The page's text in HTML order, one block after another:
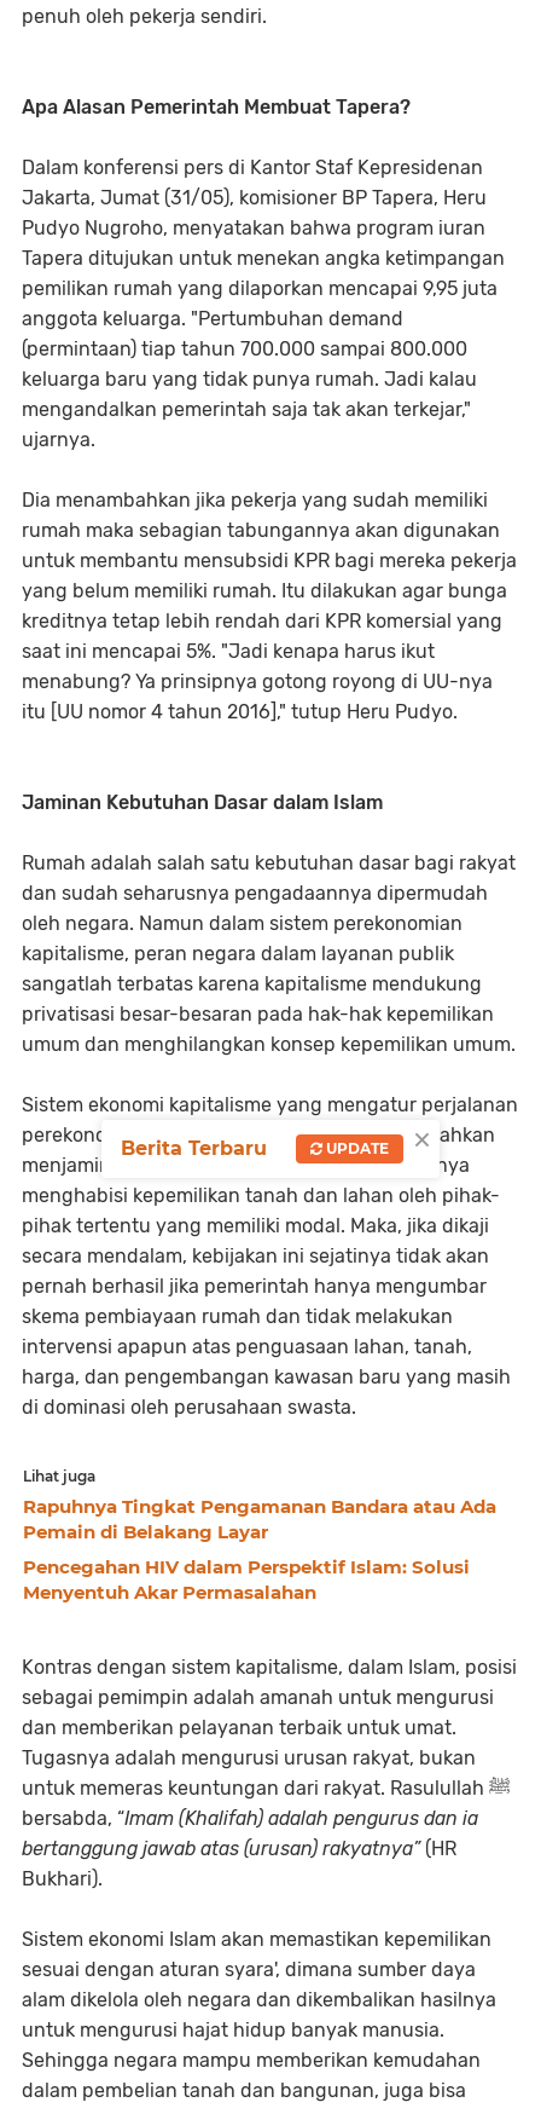
penuh oleh pekerja sendiri.
Apa Alasan Pemerintah Membuat Tapera?
Dalam konferensi pers di Kantor Staf Kepresidenan
Jakarta, Jumat (31/05), komisioner BP Tapera, Heru
Pudyo Nugroho, menyatakan bahwa program iuran
Tapera ditujukan untuk menekan angka ketimpangan
pemilikan rumah yang dilaporkan mencapai 9,95 juta
anggota keluarga. "Pertumbuhan demand
(permintaan) tiap tahun 700.000 sampai 800.000
keluarga baru yang tidak punya rumah. Jadi kalau
mengandalkan pemerintah saja tak akan terkejar,"
ujarnya.
Dia menambahkan jika pekerja yang sudah memiliki
rumah maka sebagian tabungannya akan digunakan
untuk membantu mensubsidi KPR bagi mereka pekerja
yang belum memiliki rumah. Itu dilakukan agar bunga
kreditnya tetap lebih rendah dari KPR komersial yang
saat ini mencapai 5%. "Jadi kenapa harus ikut
menabung? Ya prinsipnya gotong royong di UU-nya
itu [UU nomor 4 tahun 2016]," tutup Heru Pudyo.
Jaminan Kebutuhan Dasar dalam Islam
Rumah adalah salah satu kebutuhan dasar bagi rakyat
dan sudah seharusnya pengadaannya dipermudah
oleh negara. Namun dalam sistem perekonomian
kapitalisme, peran negara dalam layanan publik
sangatlah terbatas karena kapitalisme mendukung
privatisasi besar-besaran pada hak-hak kepemilikan
umum dan menghilangkan konsep kepemilikan umum.
Sistem ekonomi kapitalisme yang mengatur perjalanan
perekonomian negara memperbolehkan dan bahkan
menjamin kepemilikan individual hingga akhirnya
menghabisi kepemilikan tanah dan lahan oleh pihak-
pihak tertentu yang memiliki modal. Maka, jika dikaji
secara mendalam, kebijakan ini sejatinya tidak akan
pernah berhasil jika pemerintah hanya mengumbar
skema pembiayaan rumah dan tidak melakukan
intervensi apapun atas penguasaan lahan, tanah,
harga, dan pengembangan kawasan baru yang masih
di dominasi oleh perusahaan swasta.
Lihat juga
Rapuhnya Tingkat Pengamanan Bandara atau Ada
Pemain di Belakang Layar
Pencegahan HIV dalam Perspektif Islam: Solusi
Menyentuh Akar Permasalahan
Kontras dengan sistem kapitalisme, dalam Islam, posisi
sebagai pemimpin adalah amanah untuk mengurusi
dan memberikan pelayanan terbaik untuk umat.
Tugasnya adalah mengurusi urusan rakyat, bukan
untuk memeras keuntungan dari rakyat. Rasulullah ﷺ
bersabda, “Imam (Khalifah) adalah pengurus dan ia
bertanggung jawab atas (urusan) rakyatnya”(HR
Bukhari).
Sistem ekonomi Islam akan memastikan kepemilikan
sesuai dengan aturan syara', dimana sumber daya
alam dikelola oleh negara dan dikembalikan hasilnya
untuk mengurusi hajat hidup banyak manusia.
Sehingga negara mampu memberikan kemudahan
dalam pembelian tanah dan bangunan, juga bisa
×
Berita Terbaru UPDATE